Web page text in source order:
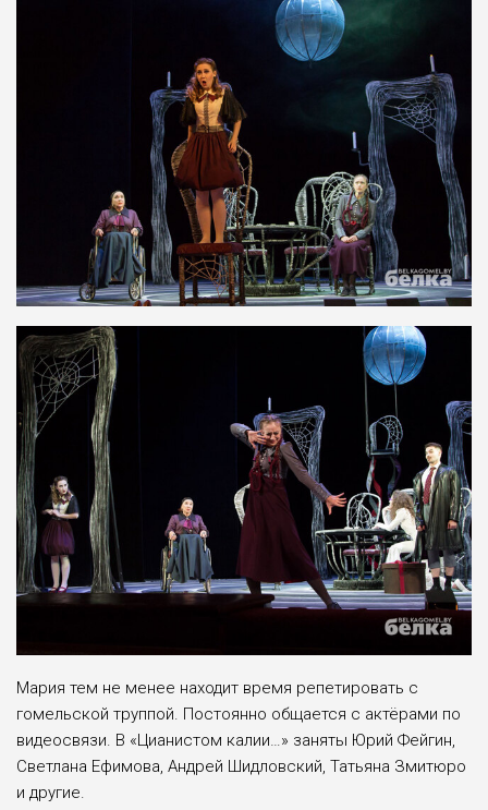
Мария тем не менее находит время репетировать с
гомельской труппой. Постоянно общается с актёрами по
видеосвязи. В «Цианистом калии…» заняты Юрий Фейгин,
Светлана Ефимова, Андрей Шидловский, Татьяна Змитюро
и другие.